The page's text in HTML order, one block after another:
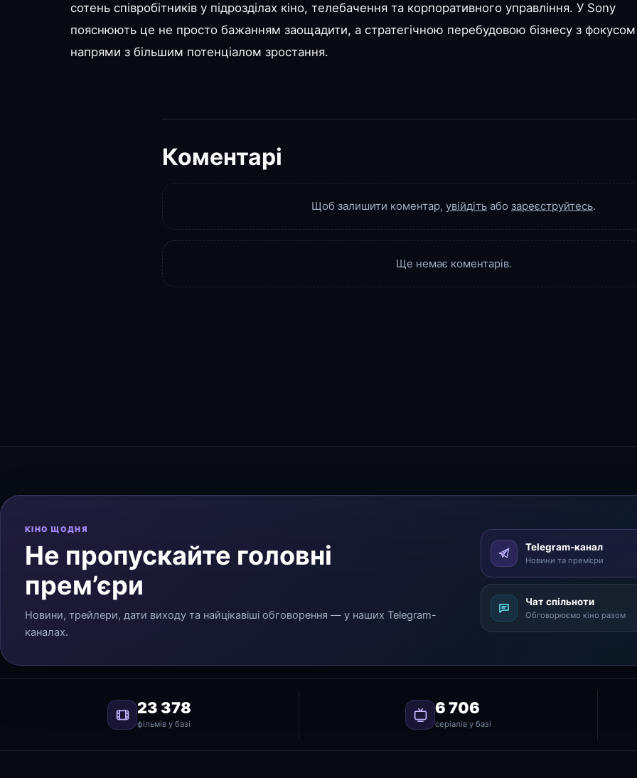
сотень співробітників у підрозділах кіно, телебачення та корпоративного управління. У Sony
пояснюють це не просто бажанням заощадити, а стратегічною перебудовою бізнесу з
напрями з більшим потенціалом зростання.
Коментарі
Щоб залишити коментар, увійдіть або зареєструйтесь.
Ще немає коментарів.
КІНО ЩОДНЯ
Не пропускайте головні
прем’єри
Новини, трейлери, дати виходу та найцікавіші обговорення — у наших Telegram-
каналах.
Telegram-канал
Новини та прем’єри
Чат спільноти
Обговорюємо кіно разом
23 378
фільмів у базі
6 706
серіалів у базі